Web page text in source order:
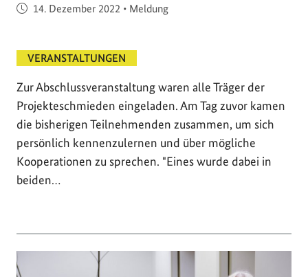
Veröffentlicht am
14. Dezember 2022 • Meldung
VERANSTALTUNGEN
Zur Abschlussveranstaltung waren alle Träger der
Projekteschmieden eingeladen. Am Tag zuvor kamen
die bisherigen Teilnehmenden zusammen, um sich
persönlich kennenzulernen und über mögliche
Kooperationen zu sprechen. "Eines wurde dabei in
beiden…